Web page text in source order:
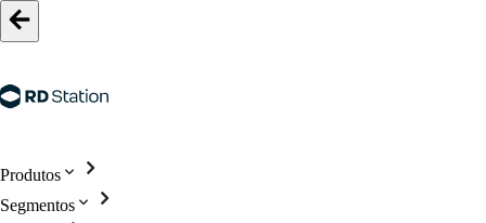
Produtos
Segmentos